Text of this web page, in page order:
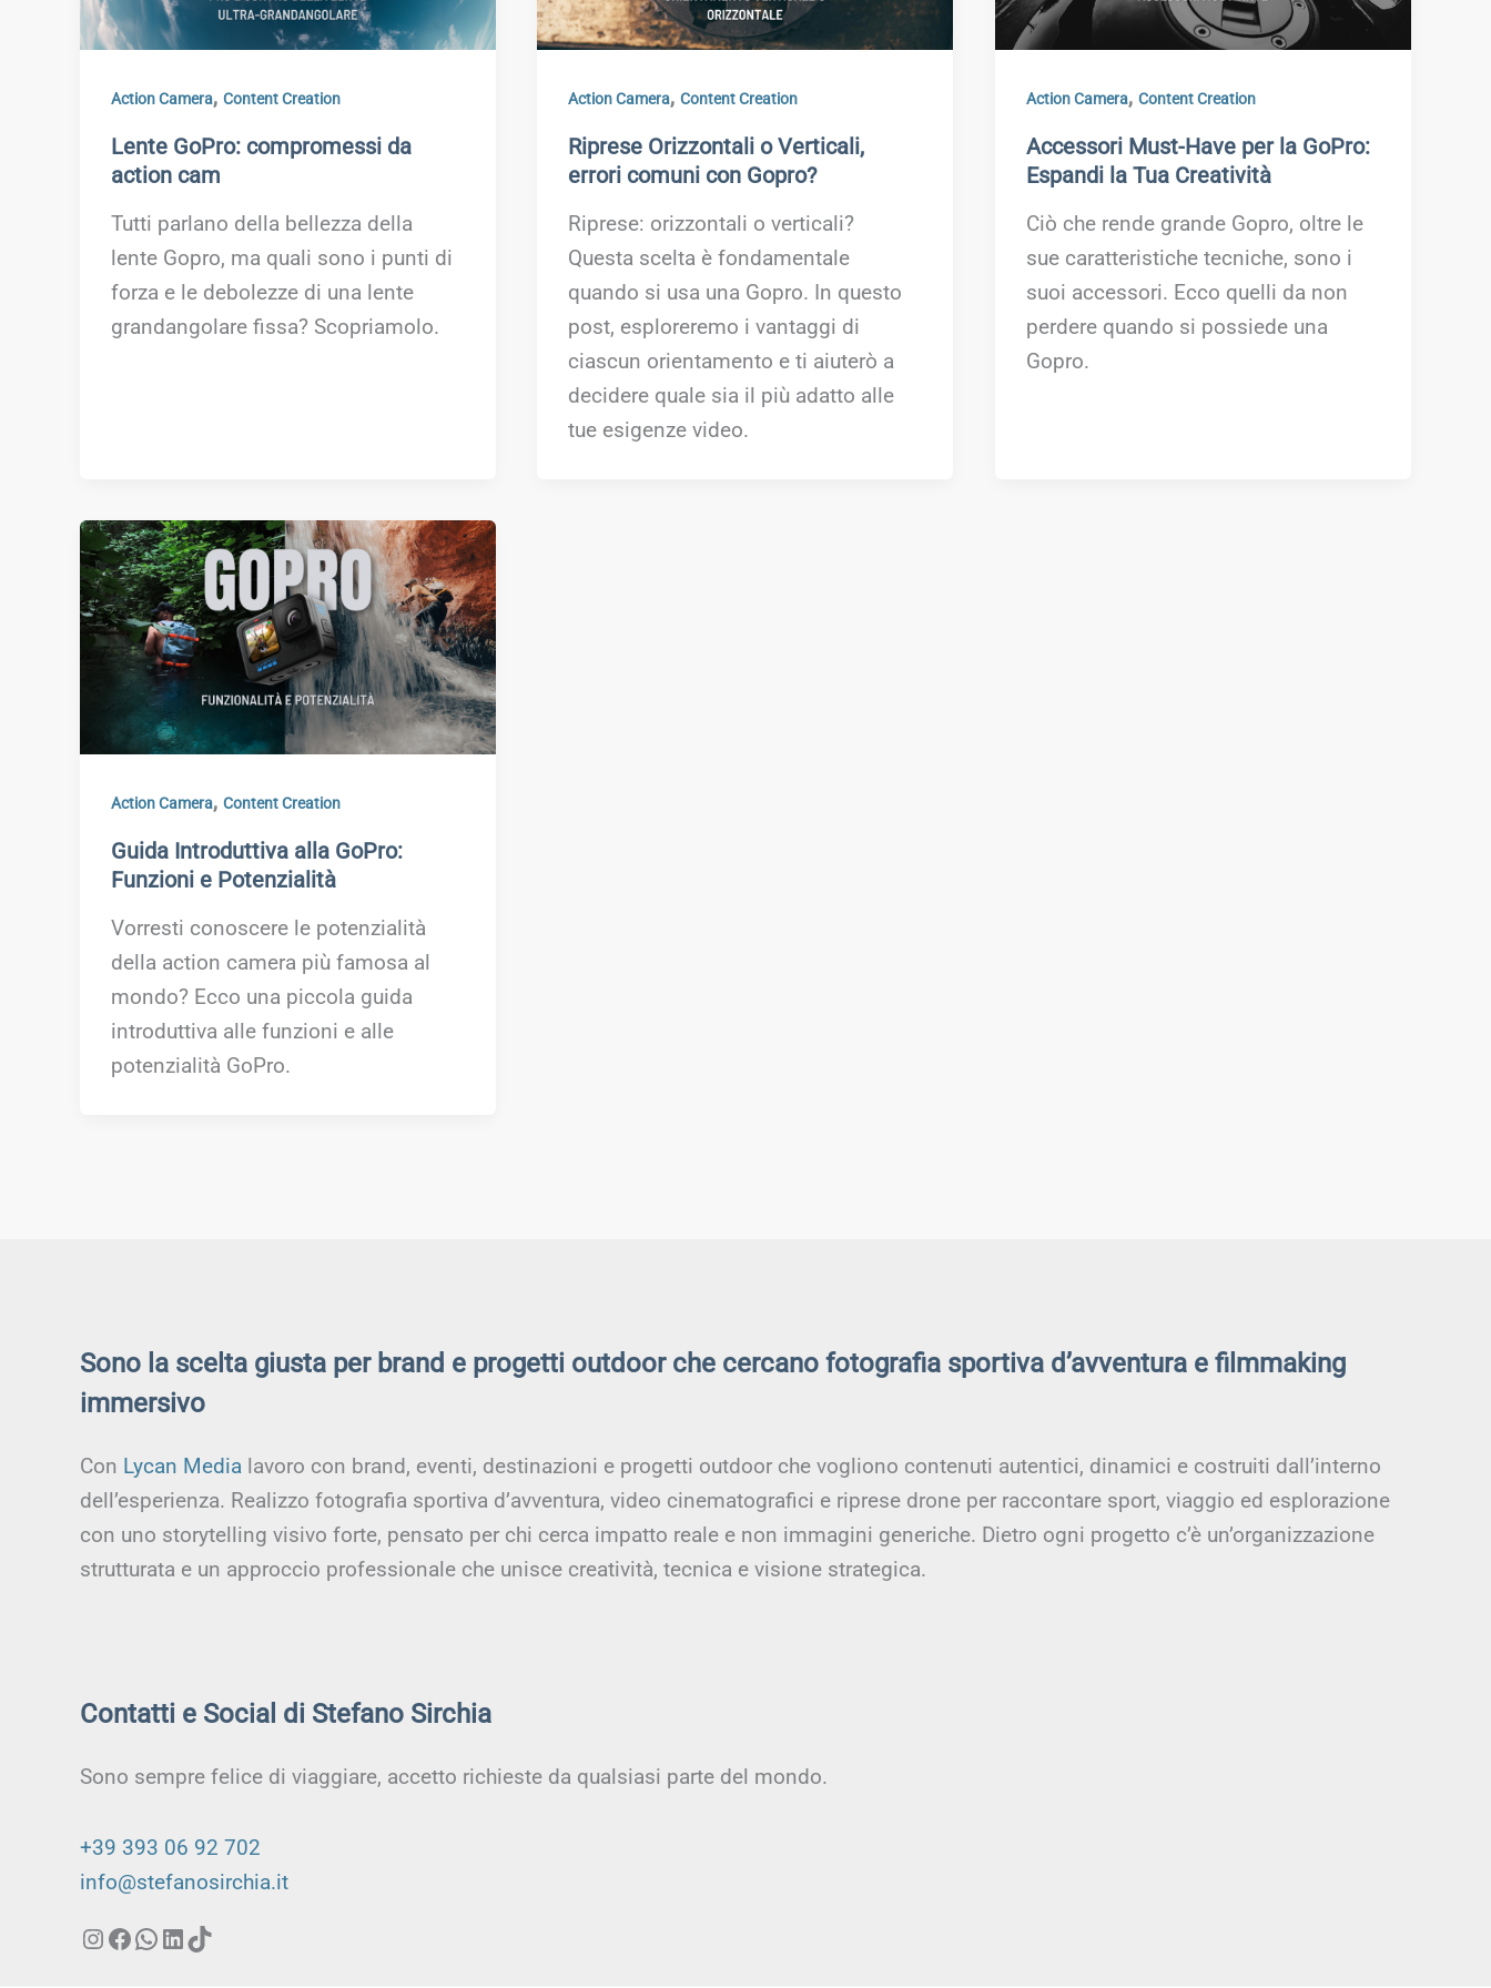
Action Camera,Content Creation
Lente GoPro: compromessi da
action cam
Tutti parlano della bellezza della
lente Gopro, ma quali sono i punti di
forza e le debolezze di una lente
grandangolare fissa? Scopriamolo.
Action Camera,Content Creation
Riprese Orizzontali o Verticali,
errori comuni con Gopro?
Riprese: orizzontali o verticali?
Questa scelta è fondamentale
quando si usa una Gopro. In questo
post, esploreremo i vantaggi di
ciascun orientamento e ti aiuterò a
decidere quale sia il più adatto alle
tue esigenze video.
Action Camera, Content Creation
Accessori Must-Have per la GoPro:
Espandi la Tua Creatività
Ciò che rende grande Gopro, oltre le
sue caratteristiche tecniche, sono i
suoi accessori. Ecco quelli da non
perdere quando si possiede una
Gopro.
Action Camera,Content Creation
Guida Introduttiva alla GoPro:
Funzioni e Potenzialità
Vorresti conoscere le potenzialità
della action camera più famosa al
mondo? Ecco una piccola guida
introduttiva alle funzioni e alle
potenzialità GoPro.
Sono la scelta giusta per brand e progetti outdoor che cercano fotografia sportiva d’avventura e filmmaking
immersivo
Con Lycan Media lavoro con brand, eventi, destinazioni e progetti outdoor che vogliono contenuti autentici, dinamici e costruiti dall’interno
dell’esperienza. Realizzo fotografia sportiva d’avventura, video cinematografici e riprese drone per raccontare sport, viaggio ed esplorazione
con uno storytelling visivo forte, pensato per chi cerca impatto reale e non immagini generiche. Dietro ogni progetto c’è un’organizzazione
strutturata e un approccio professionale che unisce creatività, tecnica e visione strategica.
Contatti e Social di Stefano Sirchia
Sono sempre felice di viaggiare, accetto richieste da qualsiasi parte del mondo.
+39 393 06 92 702
info@stefanosirchia.it